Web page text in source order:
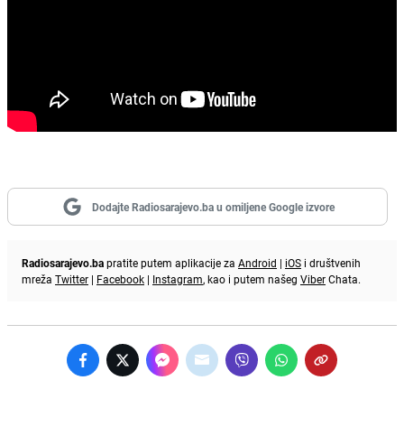
Dodajte Radiosarajevo.ba u omiljene Google izvore
Radiosarajevo.bapratite putem aplikacije za Android | iOS i društvenih
mreža Twitter | Facebook | Instagram, kao i putem našeg ViberChata.